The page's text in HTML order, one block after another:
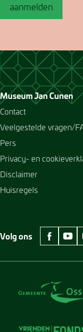
aanmelden
Museum Jan Cunen
Contact
Veelgestelde vragen/
Pers
Privacy- en
Disclaimer
Huisregels
Volg ons
facebook